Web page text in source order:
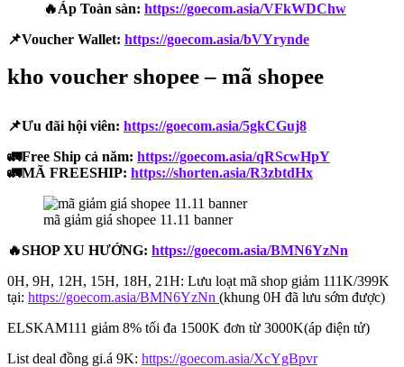
🔥Áp Toàn sàn: https://goecom.asia/VFkWDChw
📌Voucher Wallet: https://goecom.asia/bVYrynde
kho voucher shopee – mã shopee
📌Ưu đãi hội viên: https://goecom.asia/5gkCGuj8
🚛Free Ship cả năm: https://goecom.asia/qRScwHpY
🚛MÃ FREESHIP: https://shorten.asia/R3zbtdHx
mã giảm giá shopee 11.11 banner
🔥SHOP XU HƯỚNG: https://goecom.asia/BMN6YzNn
0H, 9H, 12H, 15H, 18H, 21H: Lưu loạt mã shop giảm 111K/399K
tại: https://goecom.asia/BMN6YzNn (khung 0H đã lưu sớm được)
ELSKAM111 giảm 8% tối đa 1500K đơn từ 3000K(áp điện tử)
List deal đồng gi.á 9K: https://goecom.asia/XcYgBpvr